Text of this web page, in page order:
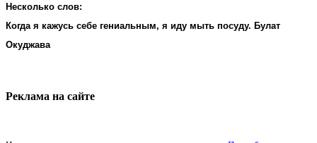
Несколько слов:
Когда я кажусь себе гениальным, я иду мыть посуду. Булат
Окуджава
Реклама на cайте